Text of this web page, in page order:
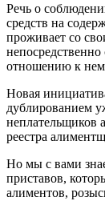
Речь о
средств на
проживает со
отношению к
Новая
дублированием
неплательщиков
реестра
Но мы с вами
приставов,
алиментов,